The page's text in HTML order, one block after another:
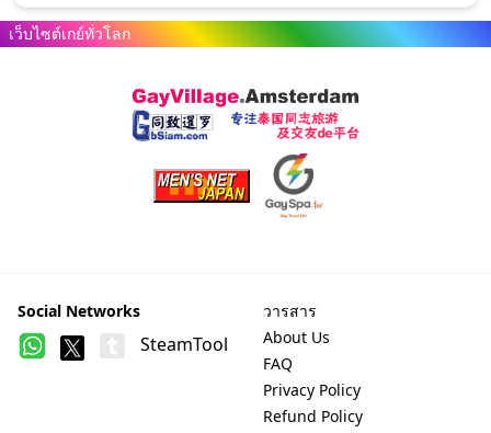
เว็บไซต์เกย์ทั่วโลก
Social Networks
SteamTool
วารสาร
About Us
FAQ
Privacy Policy
Refund Policy